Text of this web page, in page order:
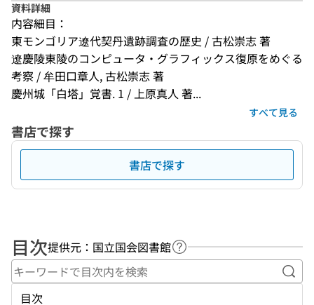
資料詳細
内容細目：
東モンゴリア遼代契丹遺跡調査の歴史 / 古松崇志 著
遼慶陵東陵のコンピュータ・グラフィックス復原をめぐる
考察 / 牟田口章人, 古松崇志 著
慶州城「白塔」覚書. 1 / 上原真人 著...
すべて見る
書店で探す
書店で探す
目次提供元：国立国会図書館 ヘルプページへのリンク
キ
目次